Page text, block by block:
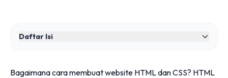
Daftar Isi
Bagaimana cara membuat website HTML dan CSS? HTML